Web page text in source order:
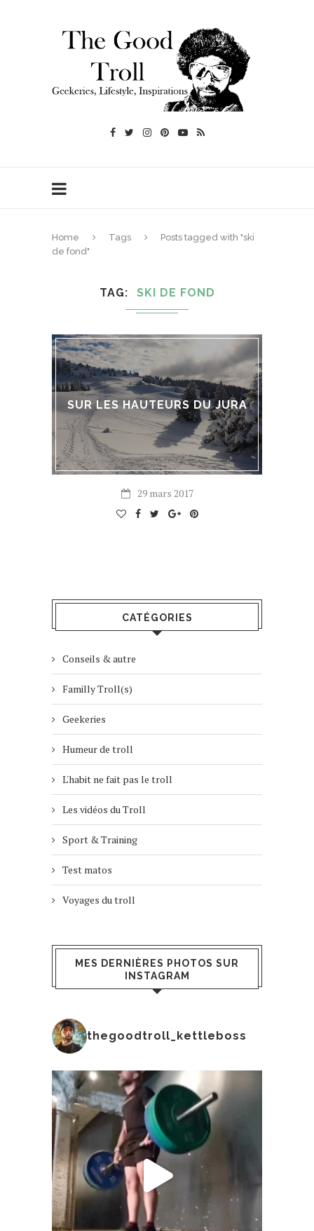
Home Tags
Posts tagged with "ski
de fond"
TAG SKI DE FOND
SUR LES HAUTEURS DU JURA
29 mars 2017
CATÉGORIES
Conseils & autre
Familly Troll(s)
Geekeries
Humeur de troll
L'habit ne fait pas le troll
Les vidéos du Troll
Sport & Training
Test matos
Voyages du troll
MES DERNIÈRES PHOTOS SUR
INSTAGRAM
thegoodtroll_kettleboss